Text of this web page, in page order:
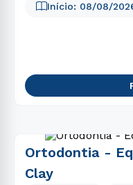
Início: 08/08/
Ortodontia -
Clay